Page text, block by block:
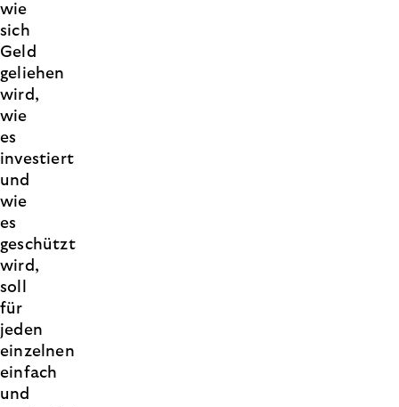
wie
sich
Geld
geliehen
wird,
wie
es
investiert
und
wie
es
geschützt
wird,
soll
für
jeden
einzelnen
einfach
und